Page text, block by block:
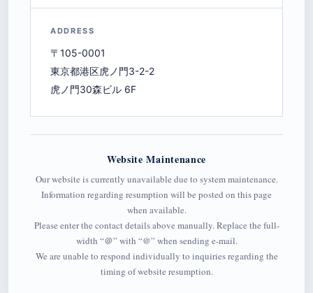
ADDRESS
〒105-0001
東京都港区虎ノ門3-2-2
虎ノ門30森ビル 6F
Website Maintenance
Our website is currently unavailable due to system maintenance.
Information regarding resumption will be posted on this page
when available.
Please enter the contact details above manually. Replace the full-
width “＠” with “@” when sending e-mail.
We are unable to respond individually to inquiries regarding the
timing of website resumption.